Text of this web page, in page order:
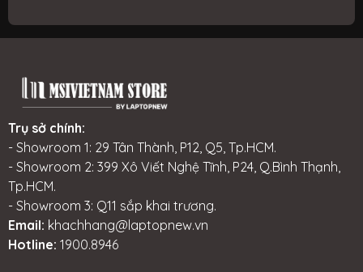
Trụ sở chính:
- Showroom 1: 29 Tân Thành, P12, Q5, Tp.HCM.
- Showroom 2: 399 Xô Viết Nghệ Tĩnh, P24, Q.Bình Thạnh,
Tp.HCM.
- Showroom 3: Q11 sắp khai trương.
Email: khachhang@laptopnew.vn
Hotline: 1900.8946